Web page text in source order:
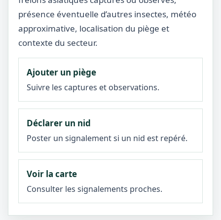
présence éventuelle d’autres insectes, météo
approximative, localisation du piège et
contexte du secteur.
Ajouter un piège
Suivre les captures et observations.
Déclarer un nid
Poster un signalement si un nid est repéré.
Voir la carte
Consulter les signalements proches.